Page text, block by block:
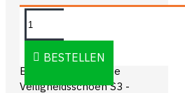
BESTELLEN
OMSCHRIJVING
Blåkläder 2450 Elite
Veiligheidsschoen S3 -